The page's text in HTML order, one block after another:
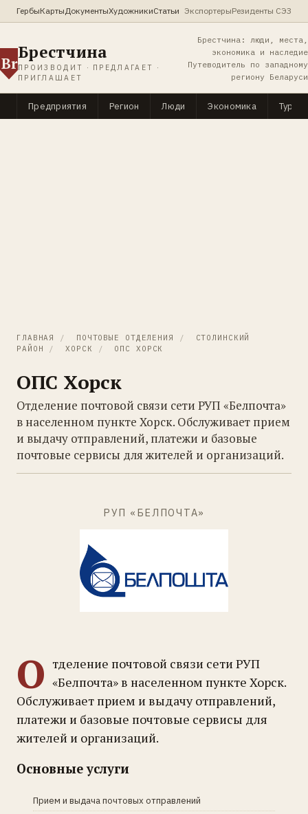
ГербыКартыДокументыХудожникиСтатьи ЭкспортерыРезиденты СЭЗ
Br
Брестчина
ПРОИЗВОДИТ · ПРЕДЛАГАЕТ ·
ПРИГЛАШАЕТ
Брестчина: люди, места,
экономика и наследие
Путеводитель по западному
региону Беларуси
Предприятия Регион Люди Экономика
ГЛАВНАЯ / ПОЧТОВЫЕ ОТДЕЛЕНИЯ /
СТОЛИНСКИЙ
РАЙОН
/ ХОРСК / ОПС ХОРСК
ОПС Хорск
Отделение почтовой связи сети РУП «Белпочта»
в населенном пункте Хорск. Обслуживает прием
и выдачу отправлений, платежи и базовые
почтовые сервисы для жителей и организаций.
РУП «БЕЛПОЧТА»
О тделение почтовой связи сети РУП
«Белпочта» в населенном пункте Хорск.
Обслуживает прием и выдачу отправлений,
платежи и базовые почтовые сервисы для
жителей и организаций.
Основные услуги
Прием и выдача почтовых отправлений